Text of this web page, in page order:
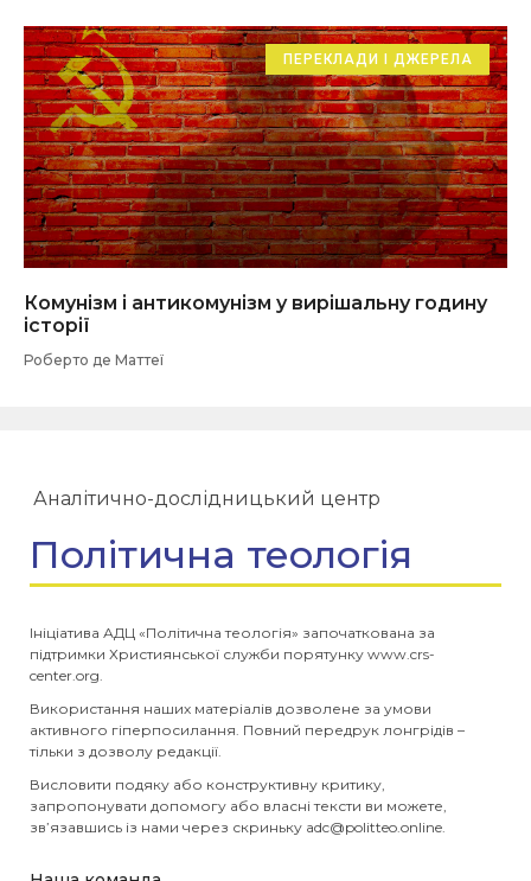
ПЕРЕКЛАДИ І ДЖЕРЕЛА
Комунізм і антикомунізм у вирішальну годину
історії
Роберто де Маттеї
Аналітично-дослідницький центр
Політична теологія
Ініціатива АДЦ «Політична теологія» започаткована за
підтримки Християнської служби порятунку www.crs-
center.org.
Використання наших матеріалів дозволене за умови
активного гіперпосилання. Повний передрук лонгрідів –
тільки з дозволу редакції.
Висловити подяку або конструктивну критику,
запропонувати допомогу або власні тексти ви можете,
зв’язавшись із нами через скриньку adc@politteo.online.